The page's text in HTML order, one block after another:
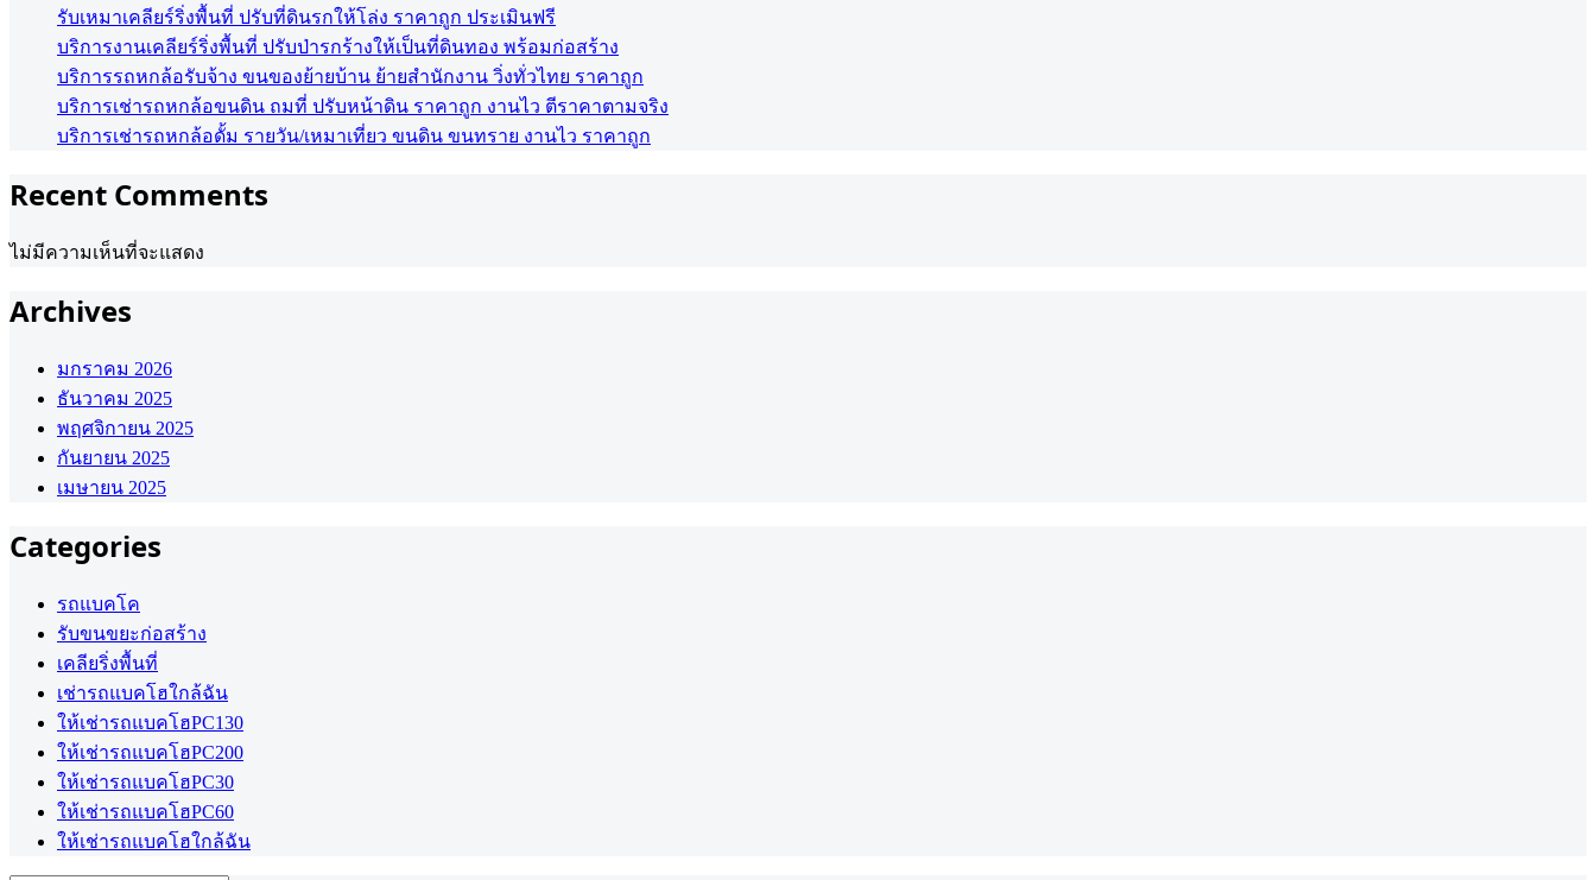
รับเหมาเคลียร์ริ่งพื้นที่ ปรับที่ดินรกให้โล่ง ราคาถูก ประเมินฟรี
บริการงานเคลียร์ริ่งพื้นที่ ปรับป่ารกร้างให้เป็นที่ดินทอง พร้อมก่อสร้าง
บริการรถหกล้อรับจ้าง ขนของย้ายบ้าน ย้ายสำนักงาน วิ่งทั่วไทย ราคาถูก
บริการเช่ารถหกล้อขนดิน ถมที่ ปรับหน้าดิน ราคาถูก งานไว ตีราคาตามจริง
บริการเช่ารถหกล้อดั้ม รายวัน/เหมาเที่ยว ขนดิน ขนทราย งานไว ราคาถูก
Recent Comments
ไม่มีความเห็นที่จะแสดง
Archives
มกราคม 2026
ธันวาคม 2025
พฤศจิกายน 2025
กันยายน 2025
เมษายน 2025
Categories
รถแบคโค
รับขนขยะก่อสร้าง
เคลียริ่งพื้นที่
เช่ารถแบคโฮใกล้ฉัน
ให้เช่ารถแบคโฮPC130
ให้เช่ารถแบคโฮPC200
ให้เช่ารถแบคโฮPC30
ให้เช่ารถแบคโฮPC60
ให้เช่ารถแบคโฮใกล้ฉัน